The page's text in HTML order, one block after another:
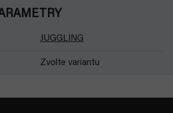
JUGGLING
Zvolte variantu